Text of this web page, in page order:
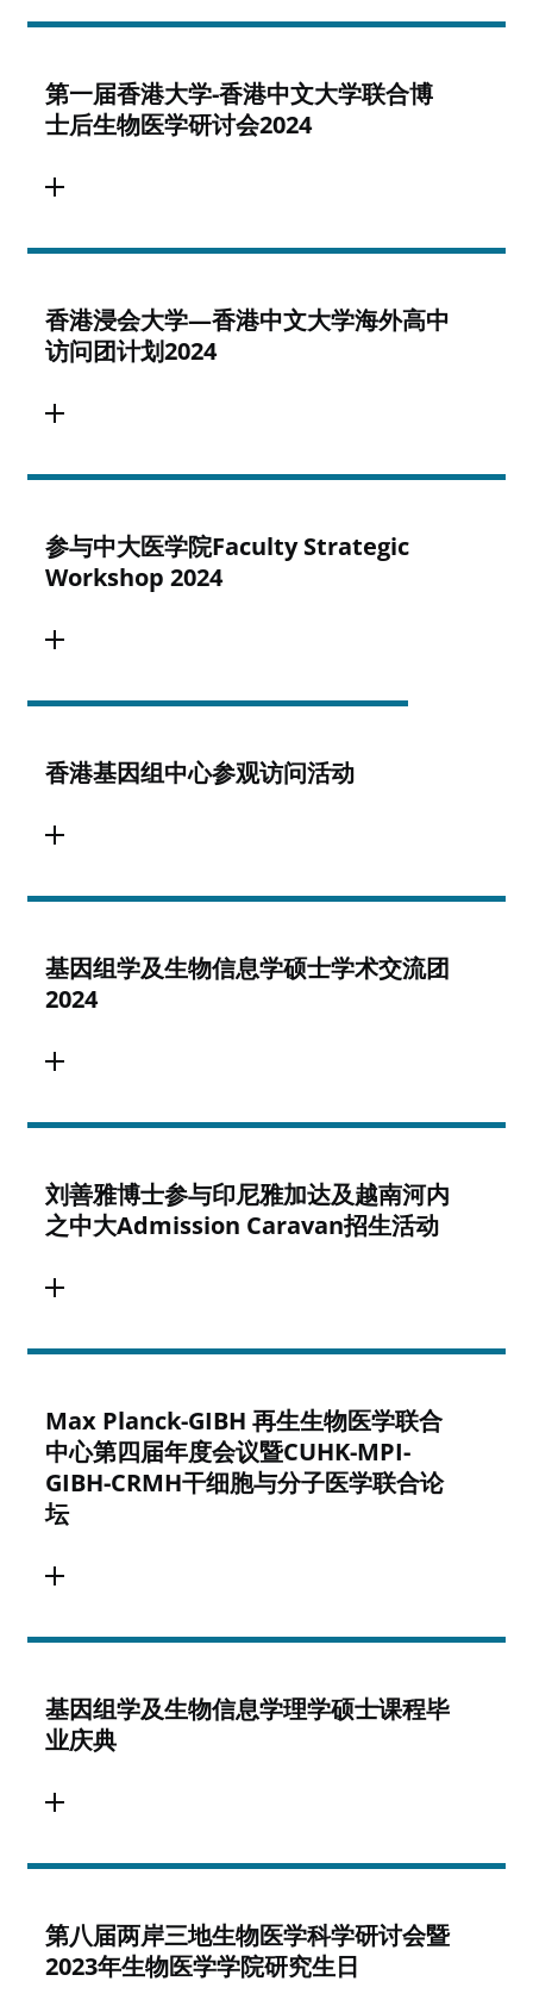
第一届香港大学-香港中文大学联合博
士后生物医学研讨会2024
香港浸会大学—香港中文大学海外高中
访问团计划2024
参与中大医学院Faculty Strategic
Workshop 2024
香港基因组中心参观访问活动
基因组学及生物信息学硕士学术交流团
2024
刘善雅博士参与印尼雅加达及越南河内
之中大Admission Caravan招生活动
Max Planck-GIBH 再生生物医学联合
中心第四届年度会议暨CUHK-MPI-
GIBH-CRMH干细胞与分子医学联合论
坛
基因组学及生物信息学理学硕士课程毕
业庆典
第八届两岸三地生物医学科学研讨会暨
2023年生物医学学院研究生日